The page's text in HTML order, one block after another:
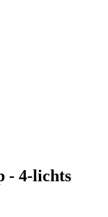
- 4-lichts